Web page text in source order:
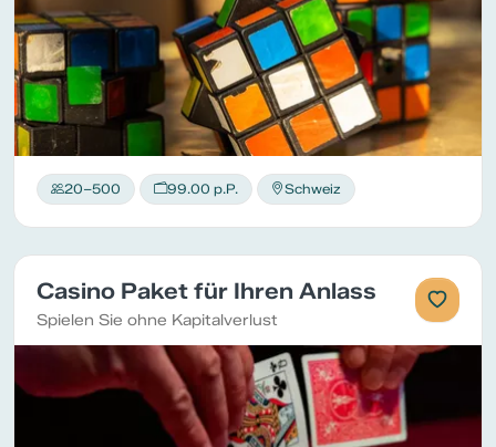
20–500 99.00 p.P. Schweiz
Casino Paket für Ihren Anlass
Spielen Sie ohne Kapitalverlust